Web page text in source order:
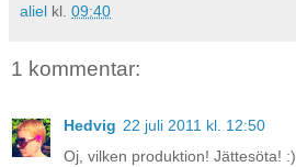
aliel kl. 09:40
1 kommentar:
Hedvig 22 juli 2011 kl. 12:50
Oj, vilken produktion! Jättesöta! :)